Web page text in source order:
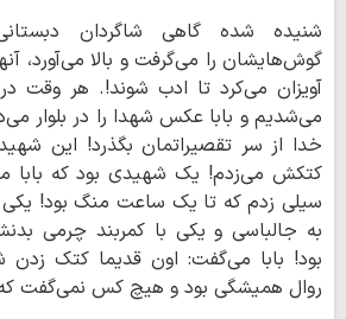
شنیده شده گاهی شاگردان
گوش‌هایشان را می‌گرفت و بالا می‌آورد،
آویزان می‌کرد تا ادب شوند!. هر وقت
می‌شدیم و بابا عکس شهدا را در بلوار
خدا از سر تقصیراتمان بگذرد! این
کتکش می‌زدم! یک شهیدی بود که بابا
سیلی زدم که تا یک ساعت منگ بود! یکی
به جالباسی و یکی با کمربند چرمی
بود! بابا می‌گفت: اون قدیما کتک زدن
روال همیشگی بود و هیچ کس نمی‌گفت